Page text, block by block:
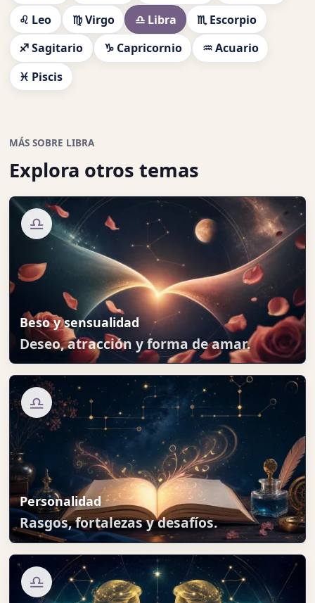
♌ Leo
♍ Virgo ♎ Libra
♏ Escorpio
♐ Sagitario
♑ Capricornio
♒ Acuario
♓ Piscis
MÁS SOBRE LIBRA
Explora otros temas
♎
Beso y sensualidad
Deseo, atracción y forma de amar.
♎
Personalidad
Rasgos, fortalezas y desafíos.
♎